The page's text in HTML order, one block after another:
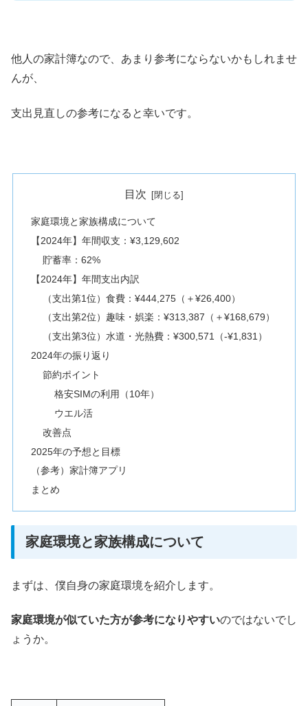
他人の家計簿なので、あまり参考にならないかもしれませ
んが、
支出見直しの参考になると幸いです。
目次
家庭環境と家族構成について
【2024年】年間収支：¥3,129,602
貯蓄率：62%
【2024年】年間支出内訳
（支出第1位）食費：¥444,275（＋¥26,400）
（支出第2位）趣味・娯楽：¥313,387（＋¥168,679）
（支出第3位）水道・光熱費：¥300,571（-¥1,831）
2024年の振り返り
節約ポイント
格安SIMの利用（10年）
ウエル活
改善点
2025年の予想と目標
（参考）家計簿アプリ
まとめ
家庭環境と家族構成について
まずは、僕自身の家庭環境を紹介します。
家庭環境が似ていた方が参考になりやすいのではないでし
ょうか。